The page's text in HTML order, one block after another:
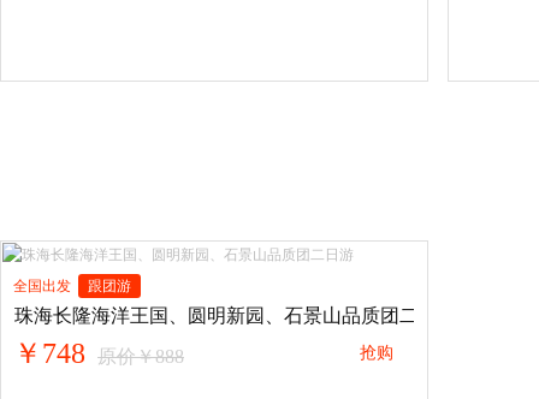
全国出发 跟团游
珠海长隆海洋王国、圆明新园、石景山品质团二日游
￥748 原价￥888 抢购